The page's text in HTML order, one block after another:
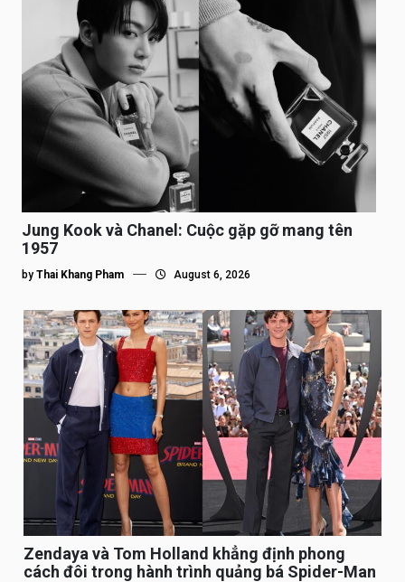
Jung Kook và Chanel: Cuộc gặp gỡ mang tên
1957
by Thai Khang Pham August 6, 2026
Zendaya và Tom Holland khẳng định phong
cách đôi trong hành trình quảng bá Spider-Man